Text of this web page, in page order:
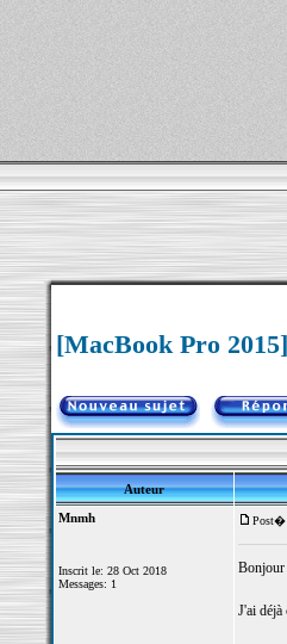
[MacBook Pro
Auteur
Mnmh
Inscrit le: 28 Oct 2018
Messages: 1
Post�
Bonjour
J'ai déjà